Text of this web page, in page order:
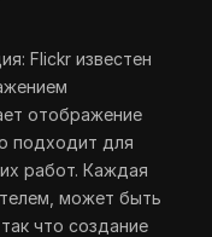
Flickr известен
отображение
подходит для
работ. Каждая
может быть
что создание